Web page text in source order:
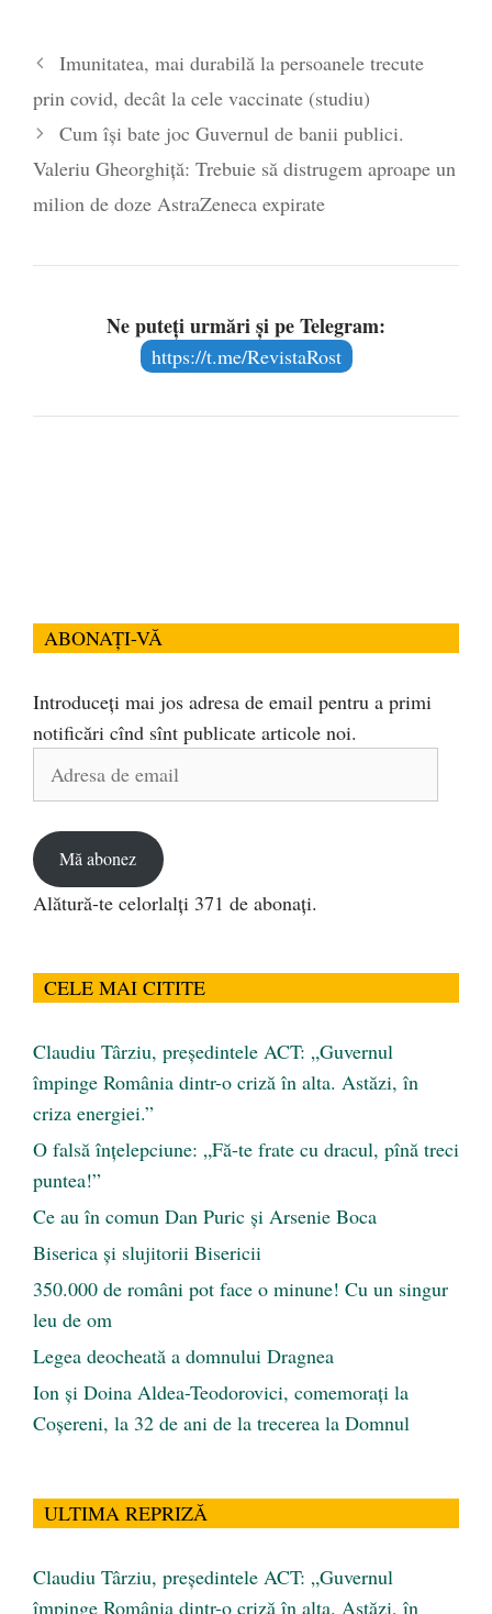
Imunitatea, mai durabilă la persoanele trecute
prin covid, decât la cele vaccinate (studiu)
Cum își bate joc Guvernul de banii publici.
Valeriu Gheorghiță: Trebuie să distrugem aproape un
milion de doze AstraZeneca expirate
Ne puteți urmări și pe Telegram:
https://t.me/RevistaRost
ABONAȚI-VĂ
Introduceți mai jos adresa de email pentru a primi
notificări cînd sînt publicate articole noi.
Mă abonez
Alătură-te celorlalți 371 de abonați.
CELE MAI CITITE
Claudiu Târziu, președintele ACT: „Guvernul
împinge România dintr-o criză în alta. Astăzi, în
criza energiei.”
O falsă înțelepciune: „Fă-te frate cu dracul, pînă treci
puntea!”
Ce au în comun Dan Puric şi Arsenie Boca
Biserica și slujitorii Bisericii
350.000 de români pot face o minune! Cu un singur
leu de om
Legea deocheată a domnului Dragnea
Ion și Doina Aldea-Teodorovici, comemorați la
Coșereni, la 32 de ani de la trecerea la Domnul
ULTIMA REPRIZĂ
Claudiu Târziu, președintele ACT: „Guvernul
împinge România dintr-o criză în alta. Astăzi, în